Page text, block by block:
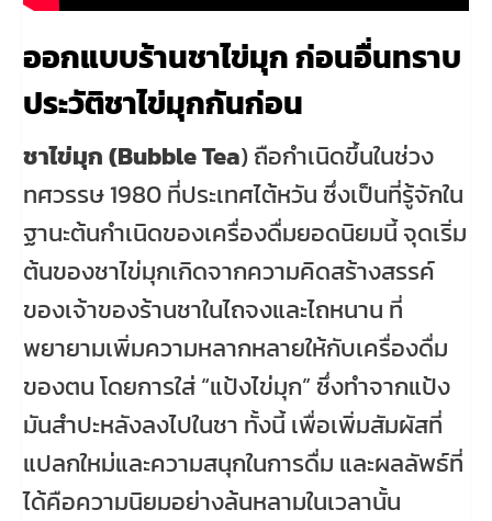
ออกแบบร้านชาไข่มุก ก่อนอื่นทราบ
ประวัติชาไข่มุกกันก่อน
ชาไข่มุก (Bubble Tea) ถือกำเนิดขึ้นในช่วง
ทศวรรษ 1980 ที่ประเทศไต้หวัน ซึ่งเป็นที่รู้จักใน
ฐานะต้นกำเนิดของเครื่องดื่มยอดนิยมนี้ จุดเริ่ม
ต้นของชาไข่มุกเกิดจากความคิดสร้างสรรค์
ของเจ้าของร้านชาในไถจงและไถหนาน ที่
พยายามเพิ่มความหลากหลายให้กับเครื่องดื่ม
ของตน โดยการใส่ “แป้งไข่มุก” ซึ่งทำจากแป้ง
มันสำปะหลังลงไปในชา ทั้งนี้ เพื่อเพิ่มสัมผัสที่
แปลกใหม่และความสนุกในการดื่ม และผลลัพธ์ที่
ได้คือความนิยมอย่างล้นหลามในเวลานั้น